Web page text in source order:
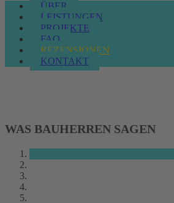
ÜBER
LEISTUNGEN
PROJEKTE
FAQ
REZENSIONEN
KONTAKT
WAS BAUHERREN SAGEN